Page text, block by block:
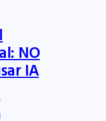
NO
IA